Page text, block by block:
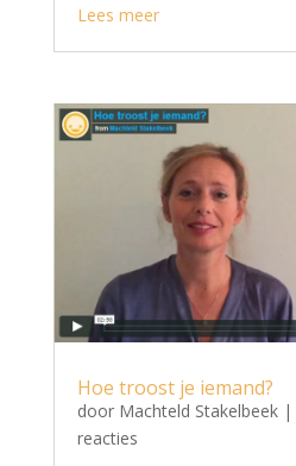
Lees meer
Hoe troost je iemand?
door Machteld Stakelbeek|
reacties